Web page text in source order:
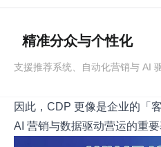
精准分众与个性化
支援推荐系统、自动化营销与 AI
因此，CDP 更像是企业的「
AI 营销与数据驱动营运的重要